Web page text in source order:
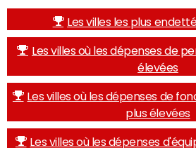
Les villes les plus
Les villes où les dépenses de
élevées
Les villes où les dépenses de
plus élevées
Les villes où les dépenses